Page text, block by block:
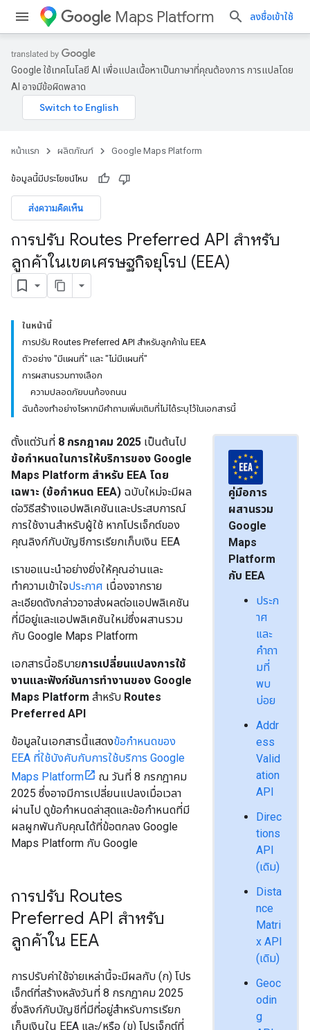
Maps Platform ลงชื่อเข้าใช้
Google ใช้เทคโนโลยี AI เพื่อแปลเนื้อหาเป็นภาษาที่คุณต้องการ การแปลโดย
AI อาจมีข้อผิดพลาด
หน้าแรก ผลิตภัณฑ์ Google Maps Platform
ข้อมูลนี้มีประโยชน์ไหม
ส่งความคิดเห็น
การปรับ Routes Preferred API สำหรับ
ลูกค้าในเขตเศรษฐกิจยุโรป (EEA)
ในหน้านี้
การปรับ Routes Preferred API สำหรับลูกค้าใน EEA
ตัวอย่าง "มีแผนที่" และ "ไม่มีแผนที่"
การผสานรวมทางเลือก
ความปลอดภัยบนท้องถนน
ฉันต้องทำอย่างไรหากมีคำถามเพิ่มเติมที่ไม่ได้ระบุไว้ในเอกสารนี้
คู่มือการ
ผสานรวม
Google
Maps
Platform
กับ EEA
ประก
าศ
และ
คำถา
มที่
พบ
บ่อย
Addr
ess
Valid
ation
API
Direc
tions
API
(เดิม)
Dista
nce
Matri
x API
(เดิม)
Geoc
odin
g
ตั้งแต่วันที่ 8 กรกฎาคม 2025 เป็นต้นไป
ข้อกำหนดในการให้บริการของ Google
Maps Platform สำหรับ EEA โดย
เฉพาะ (ข้อกำหนด EEA) ฉบับใหม่จะมีผล
ต่อวิธีสร้างแอปพลิเคชันและประสบการณ์
การใช้งานสำหรับผู้ใช้ หากโปรเจ็กต์ของ
คุณลิงก์กับบัญชีการเรียกเก็บเงิน EEA
เราขอแนะนําอย่างยิ่งให้คุณอ่านและ
ทำความเข้าใจประกาศ เนื่องจากราย
ละเอียดดังกล่าวอาจส่งผลต่อแอปพลิเคชัน
ที่มีอยู่และแอปพลิเคชันใหม่ซึ่งผสานรวม
กับ Google Maps Platform
เอกสารนี้อธิบายการเปลี่ยนแปลงการใช้
งานและฟังก์ชันการทำงานของ Google
Maps Platform สำหรับ Routes
Preferred API
ข้อมูลในเอกสารนี้แสดงข้อกำหนดของ
EEA ที่ใช้บังคับกับการใช้บริการ Google
Maps Platform
ณ วันที่ 8 กรกฎาคม
2025 ซึ่งอาจมีการเปลี่ยนแปลงเมื่อเวลา
ผ่านไป ดูข้อกำหนดล่าสุดและข้อกำหนดที่มี
ผลผูกพันกับคุณได้ที่ข้อตกลง Google
Maps Platform กับ Google
การปรับ Routes
Preferred API สำหรับ
ลูกค้าใน EEA
การปรับค่าใช้จ่ายเหล่านี้จะมีผลกับ (ก) โปร
เจ็กต์ที่สร้างหลังวันที่ 8 กรกฎาคม 2025
ซึ่งลิงก์กับบัญชีที่มีที่อยู่สำหรับการเรียก
เก็บเงินใน EEA และ/หรือ (ข) โปรเจ็กต์ที่